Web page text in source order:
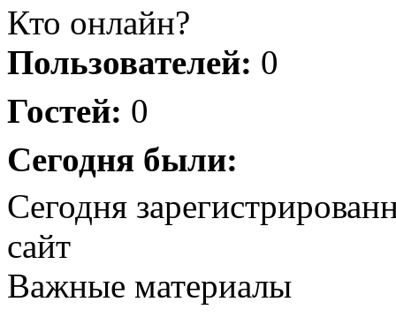
Кто онлайн?
Пользователей: 0
Гостей: 0
Сегодня были:
Сегодня
сайт
Важные материалы